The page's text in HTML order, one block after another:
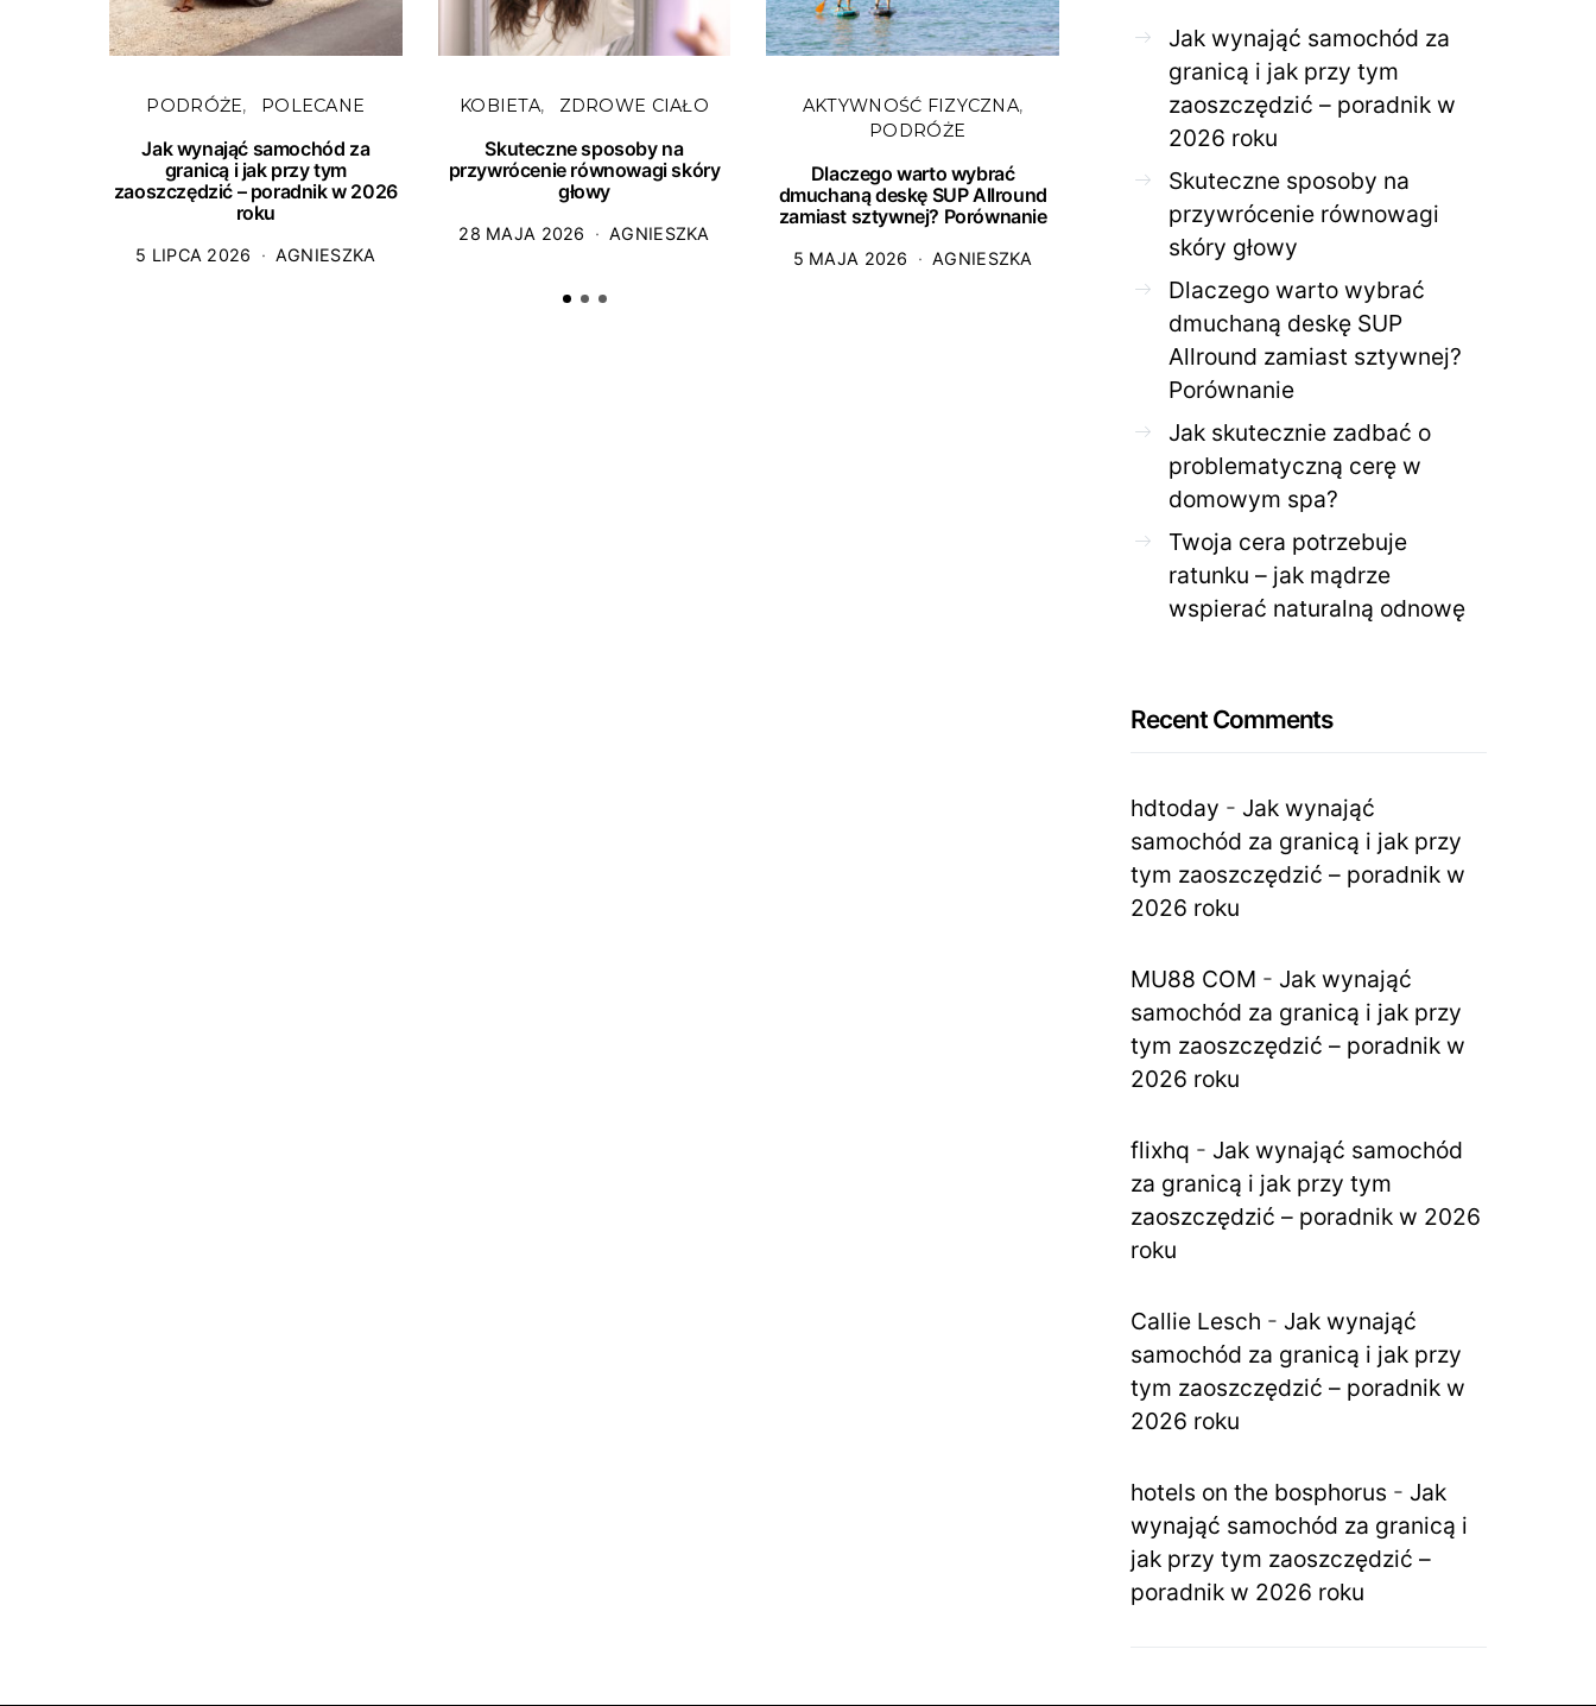
PODRÓŻE POLECANE
Jak wynająć samochód za
granicą i jak przy tym
zaoszczędzić – poradnik w 2026
roku
5 LIPCA 2026 AGNIESZKA
KOBIETA ZDROWE CIAŁO
Skuteczne sposoby na
przywrócenie równowagi skóry
głowy
28 MAJA 2026 AGNIESZKA
AKTYWNOŚĆ FIZYCZNA
PODRÓŻE
Dlaczego warto wybrać
dmuchaną deskę SUP Allround
zamiast sztywnej? Porównanie
5 MAJA 2026 AGNIESZKA
ZDROWE CIAŁO
Jak skutecznie zadbać o
problematyczną cerę w
domowym spa?
28 KWIETNIA 2026 27 KWIETNIA 2026
Jak wynająć samochód za
granicą i jak przy tym
zaoszczędzić – poradnik w
2026 roku
Skuteczne sposoby na
przywrócenie równowagi
skóry głowy
Dlaczego warto wybrać
dmuchaną deskę SUP
Allround zamiast sztywnej?
Porównanie
Jak skutecznie zadbać o
problematyczną cerę w
domowym spa?
Twoja cera potrzebuje
ratunku – jak mądrze
wspierać naturalną odnowę
Recent Comments
hdtoday - Jak wynająć
samochód za granicą i jak przy
tym zaoszczędzić – poradnik w
2026 roku
MU88 COM - Jak wynająć
samochód za granicą i jak przy
tym zaoszczędzić – poradnik w
2026 roku
flixhq - Jak wynająć samochód
za granicą i jak przy tym
zaoszczędzić – poradnik w 2026
roku
Callie Lesch - Jak wynająć
samochód za granicą i jak przy
tym zaoszczędzić – poradnik w
2026 roku
hotels on the bosphorus - Jak
wynająć samochód za granicą i
jak przy tym zaoszczędzić –
poradnik w 2026 roku